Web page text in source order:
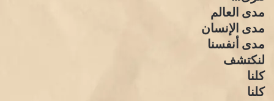
مدى العالم
مدى الإنسان
مدى أنفسنا
لنكتشف
كلنا
كلنا